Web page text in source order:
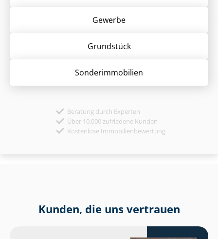
Gewerbe
Grund­stück
Sonder­immobilien
Beratung durch Experten
Über 10.000 zufriedene Kunden
Kostenlose Immobilienbewertung
Kunden, die uns vertrauen